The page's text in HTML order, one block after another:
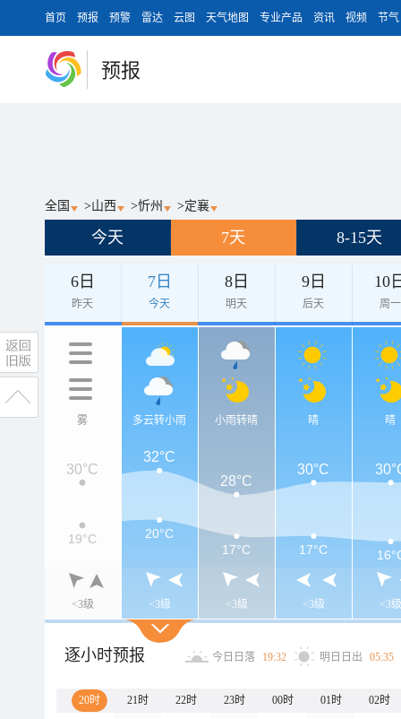
首页 预报 预警 雷达 云图 天气地图 专业产品 资讯 视频 节气
预报
全国 >山西 >忻州 >定襄
今天 7天 8-15天
6日
昨天
7日
今天
8日
明天
9日
后天
10
周一
雾
<3级
多云转小雨
<3级
小雨转晴
<3级
晴
<3级
晴
<3级
30°C
32°C
28°C
30°C
19°C
20°C
17°C
17°C
逐小时预报 今日日落 19:32 明日日出 05:35
20时 21时 22时 23时 00时 01时 02时